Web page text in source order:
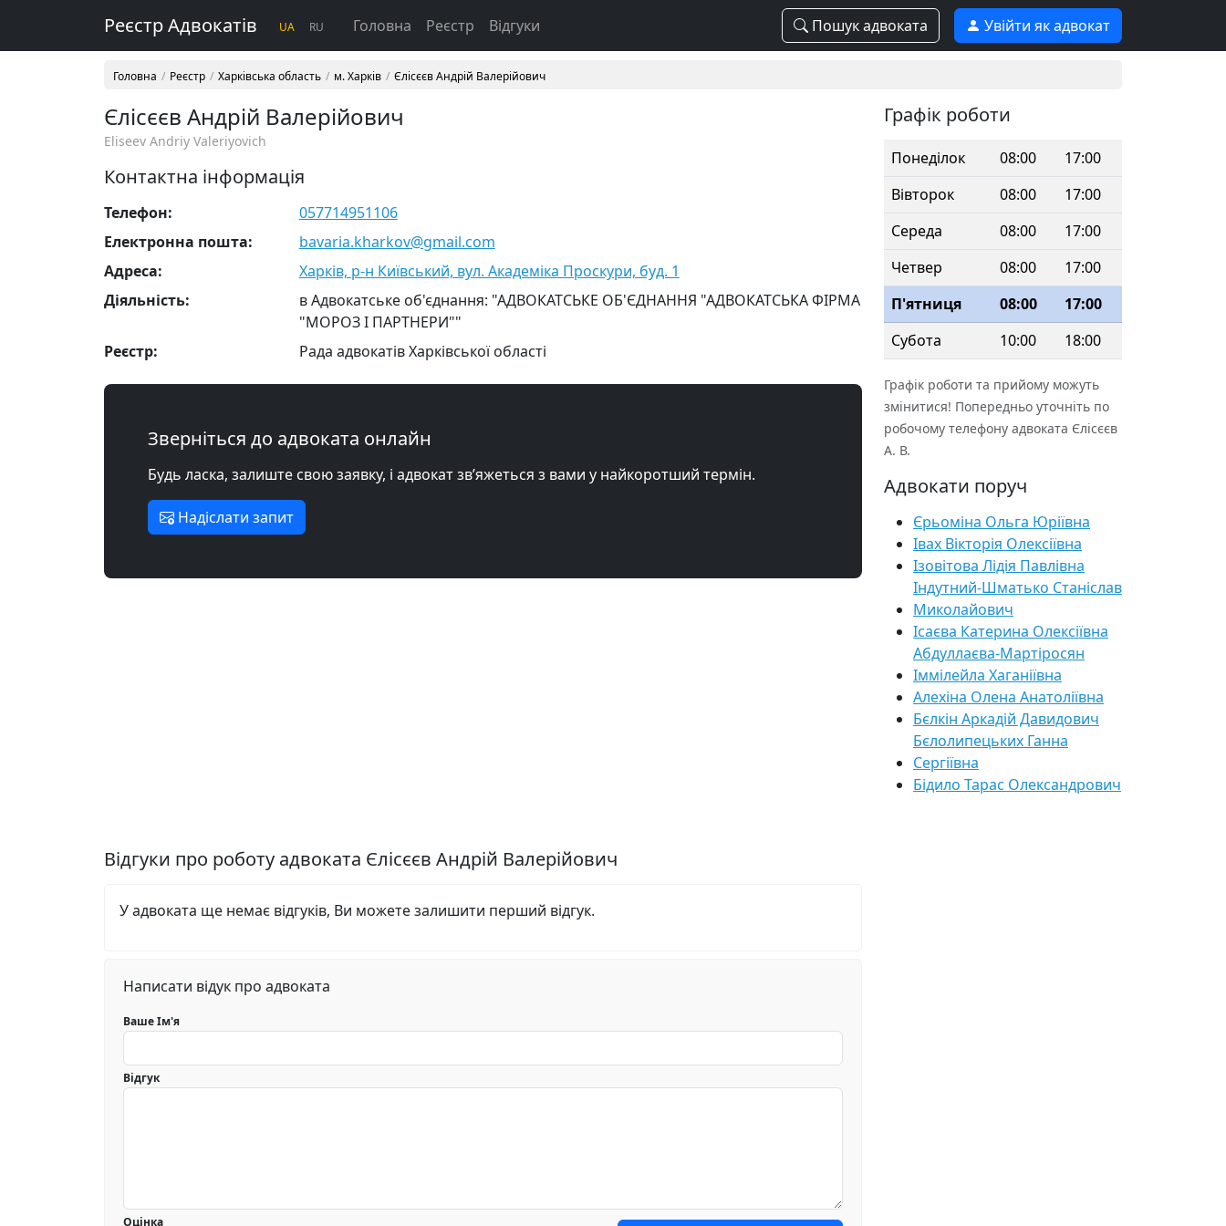
Реєстр Адвокатів UA RU Головна Реєстр Відгуки Пошук адвоката Увійти як адвокат
Головна Реєстр Харківська область м. Харків Єлісєєв Андрій Валерійович
Єлісєєв Андрій Валерійович
Eliseev Andriy Valeriyovich
Контактна інформація
Телефон:
057714951106
Електронна пошта:
bavaria.kharkov@gmail.com
Адреса:
Харків, р-н Київський, вул. Академіка Проскури, буд. 1
Діяльність:
в Адвокатське об'єднання: "АДВОКАТСЬКЕ ОБ'ЄДНАННЯ "АДВОКАТСЬКА ФІРМА
"МОРОЗ І ПАРТНЕРИ""
Реєстр:
Рада адвокатів Харківської області
Зверніться до адвоката онлайн
Будь ласка, залиште свою заявку, і адвокат зв’яжеться з вами у найкоротший термін.
Надіслати запит
Відгуки про роботу адвоката Єлісєєв Андрій Валерійович
У адвоката ще немає відгуків, Ви можете залишити перший відгук.
Написати відук про адвоката
Ваше Ім'я
Відгук
Оцінка
Графік роботи
Понеділок 08:00
17:00
Вівторок
08:00
17:00
Середа
08:00
17:00
Четвер
08:00
17:00
П'ятниця
08:00
17:00
Субота
10:00 18:00
Графік роботи та прийому можуть
змінитися! Попередньо уточніть по
робочому телефону адвоката Єлісєєв
А. В.
Адвокати поруч
Єрьоміна Ольга Юріївна
Івах Вікторія Олексіївна
Ізовітова Лідія Павлівна
Індутний-Шматько Станіслав
Миколайович
Ісаєва Катерина Олексіївна
Абдуллаєва-Мартіросян
Іммілейла Хаганіївна
Алехіна Олена Анатоліївна
Бєлкін Аркадій Давидович
Бєлолипецьких Ганна
Сергіївна
Бідило Тарас Олександрович